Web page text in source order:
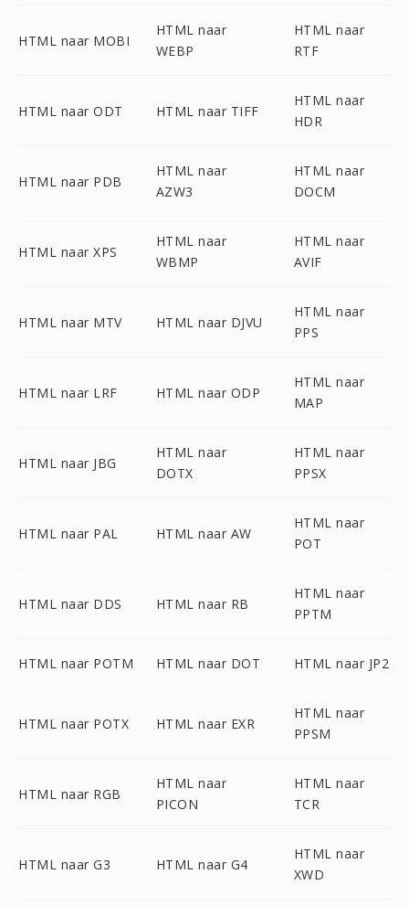
HTML naar MOBI
HTML naar
WEBP
HTML naar
RTF
HTML naar ODT HTML naar TIFF
HTML naar
HDR
HTML naar PDB
HTML naar
AZW3
HTML naar
DOCM
HTML naar XPS
HTML naar
WBMP
HTML naar
AVIF
HTML naar MTV HTML naar DJVU
HTML naar
PPS
HTML naar LRF HTML naar ODP
HTML naar
MAP
HTML naar JBG
HTML naar
DOTX
HTML naar
PPSX
HTML naar PAL HTML naar AW
HTML naar
POT
HTML naar DDS HTML naar RB
HTML naar
PPTM
HTML naar POTM HTML naar DOT HTML naar JP2
HTML naar POTX HTML naar EXR
HTML naar
PPSM
HTML naar RGB
HTML naar
PICON
HTML naar
TCR
HTML naar G3 HTML naar G4
HTML naar
XWD